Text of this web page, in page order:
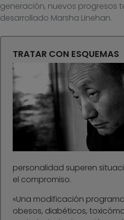
generación, nuevos progresos
desarrollado Marsha Linehan.
TRATAR CON ESQUEMAS
personalidad superen
el compromiso.
«Una modificación
obesos, diabéticos,